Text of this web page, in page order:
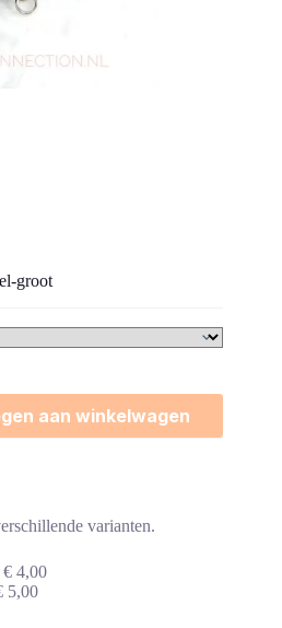
groot
aan winkelwagen
varianten.
4,00
5,00